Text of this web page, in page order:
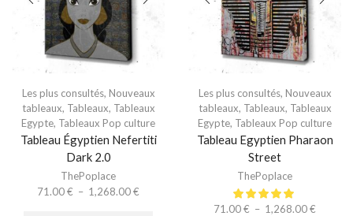
Les plus consultés, Nouveaux
tableaux, Tableaux, Tableaux
Egypte, Tableaux Pop culture
Tableau Égyptien Nefertiti
Dark 2.0
ThePoplace
71.00€ – 1,268.00€
Les plus consultés, Nouveaux
tableaux, Tableaux, Tableaux
Egypte, Tableaux Pop culture
Tableau Egyptien Pharaon
Street
ThePoplace
71.00€ – 1,268.00€